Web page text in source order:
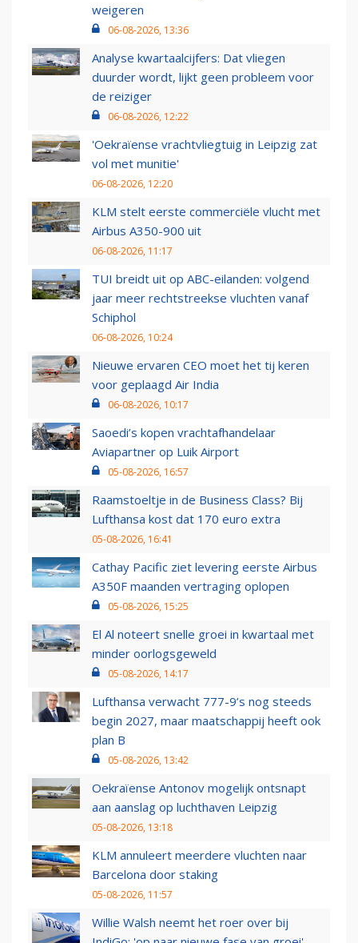
weigeren
06-08-2026, 13:36
Analyse kwartaalcijfers: Dat vliegen
duurder wordt, lijkt geen probleem voor
de reiziger
06-08-2026, 12:22
'Oekraïense vrachtvliegtuig in Leipzig zat
vol met munitie'
06-08-2026, 12:20
KLM stelt eerste commerciële vlucht met
Airbus A350-900 uit
06-08-2026, 11:17
TUI breidt uit op ABC-eilanden: volgend
jaar meer rechtstreekse vluchten vanaf
Schiphol
06-08-2026, 10:24
Nieuwe ervaren CEO moet het tij keren
voor geplaagd Air India
06-08-2026, 10:17
Saoedi’s kopen vrachtafhandelaar
Aviapartner op Luik Airport
05-08-2026, 16:57
Raamstoeltje in de Business Class? Bij
Lufthansa kost dat 170 euro extra
05-08-2026, 16:41
Cathay Pacific ziet levering eerste Airbus
A350F maanden vertraging oplopen
05-08-2026, 15:25
El Al noteert snelle groei in kwartaal met
minder oorlogsgeweld
05-08-2026, 14:17
Lufthansa verwacht 777-9’s nog steeds
begin 2027, maar maatschappij heeft ook
plan B
05-08-2026, 13:42
Oekraïense Antonov mogelijk ontsnapt
aan aanslag op luchthaven Leipzig
05-08-2026, 13:18
KLM annuleert meerdere vluchten naar
Barcelona door staking
05-08-2026, 11:57
Willie Walsh neemt het roer over bij